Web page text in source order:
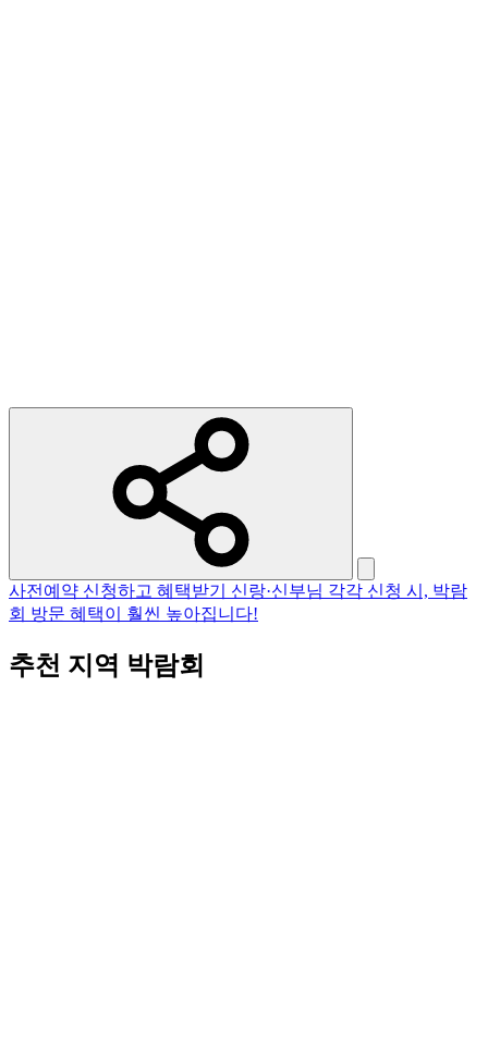
사전예약 신청하고 혜택받기
신랑·신부님 각각 신청 시, 박람
회 방문 혜택이 훨씬 높아집니다!
추천 지역 박람회